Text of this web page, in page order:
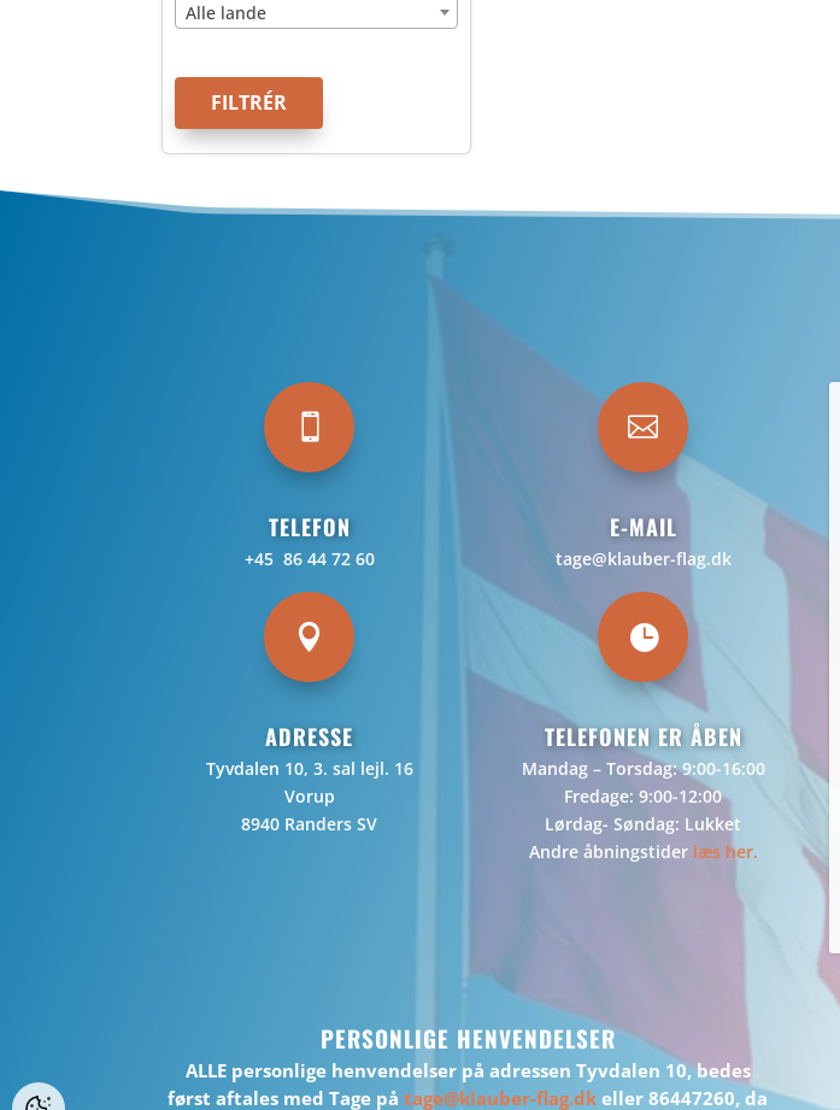
Alle lande
FILTRÉR

TELEFON
+45 86 44 72 60

ADRESSE
Tyvdalen 10, 3. sal lejl. 16
Vorup
8940 Randers SV

E-MAIL
tage@klauber-flag.dk

TELEFONEN ER ÅBEN
Mandag – Torsdag: 9:00-16:00
Fredage: 9:00-12:00
Lørdag- Søndag: Lukket
Andre åbningstider læs her.
PERSONLIGE HENVENDELSER
ALLE personlige henvendelser på adressen Tyvdalen 10, bedes
først aftales med Tage på tage@klauber-flag.dk eller 86447260, da